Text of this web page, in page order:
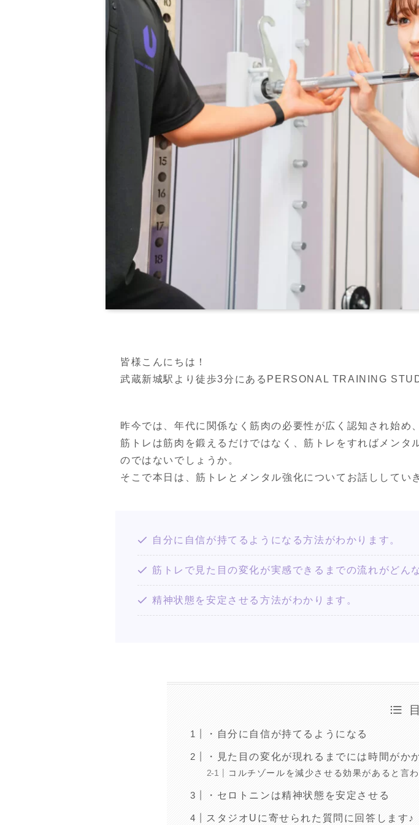
皆様こんにちは！
武蔵新城駅より徒歩3分にあるPERSONAL TRAINING
昨今では、年代に関係なく筋肉の必要性が広く認知され始め
筋トレは筋肉を鍛えるだけではなく、筋トレをすればメン
のではないでしょうか。
そこで本日は、筋トレとメンタル強化についてお話ししてい
自分に自信が持てるようになる方法がわかります。
筋トレで見た目の変化が実感できるまでの流れがどん
精神状態を安定させる方法がわかります。
・自分に自信が持てるようになる
・見た目の変化が現れるまでには時間がか
コルチゾールを減少させる効果があると言
・セロトニンは精神状態を安定させる
スタジオUに寄せられた質問に回答します♪